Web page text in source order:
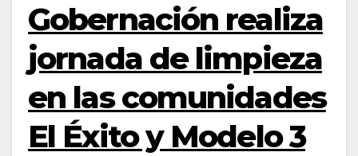
Gobernación realiza
jornada de limpieza
en las comunidades
El Éxito y Modelo 3